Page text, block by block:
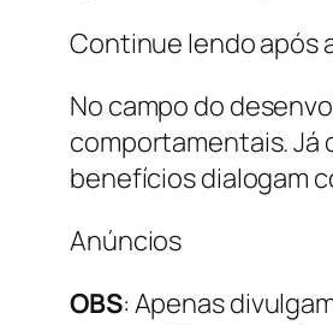
Continue lendo após
No campo do
comportamentais. Já
benefícios dialogam
Anúncios
OBS: Apenas